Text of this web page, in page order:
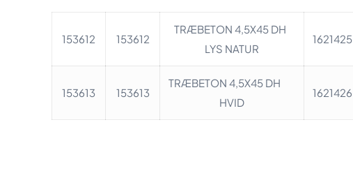
153612 153612
TRÆBETON 4,5X45 DH
LYS NATUR
1621425
153613 153613
TRÆBETON 4,5X45 DH
HVID
1621426